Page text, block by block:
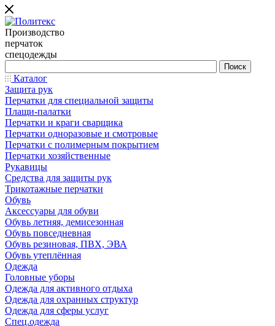
Производство
перчаток
спецодежды
Каталог
Защита рук
Перчатки для специальной защиты
Плащи-палатки
Перчатки и краги сварщика
Перчатки одноразовые и смотровые
Перчатки с полимерным покрытием
Перчатки хозяйственные
Рукавицы
Средства для защиты рук
Трикотажные перчатки
Обувь
Аксессуары для обуви
Обувь летняя, демисезонная
Обувь повседневная
Обувь резиновая, ПВХ, ЭВА
Обувь утеплённая
Одежда
Головные уборы
Одежда для активного отдыха
Одежда для охранных структур
Одежда для сферы услуг
Спец.одежда